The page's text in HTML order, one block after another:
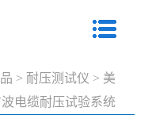
> 耐压测试仪 > 美
电缆耐压试验系统